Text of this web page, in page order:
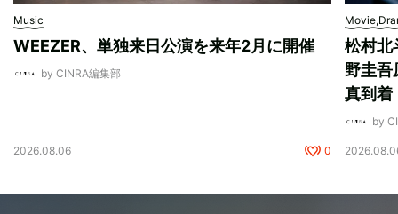
Music
WEEZER、単独来日公演を来年2月に開催
by CINRA編集部
2026.08.06 0
松村北
野圭吾
真到着
by